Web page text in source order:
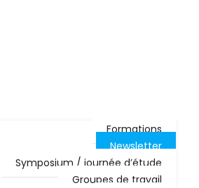
Formations
Newsletter
Symposium / journée d’étude
Groupes de travail